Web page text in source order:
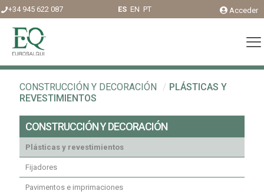
+34 945 622 087 ES EN PT Acceder
CONSTRUCCIÓN Y DECORACIÓN / PLÁSTICAS Y
REVESTIMIENTOS
CONSTRUCCIÓN Y DECORACIÓN
Plásticas y revestimientos
Fijadores
Pavimentos e imprimaciones